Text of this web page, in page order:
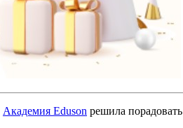
Академия Eduson решила